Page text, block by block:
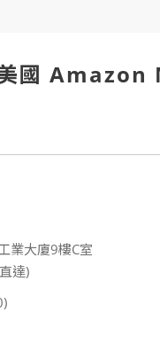
國 Amazon
業大廈9樓C室
達)